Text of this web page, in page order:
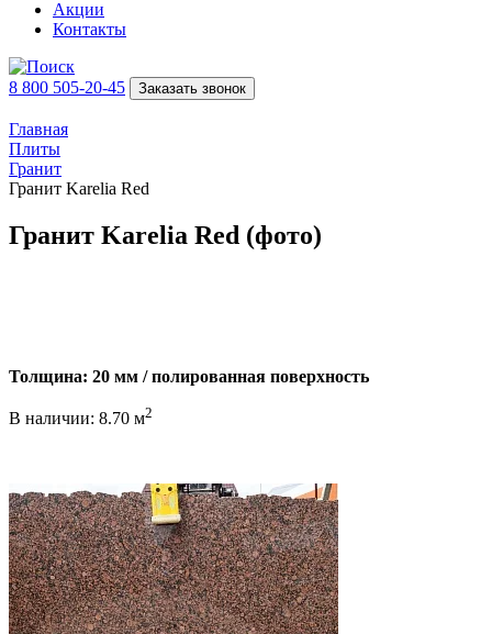
Акции
Контакты
8 800 505-20-45 Заказать звонок
Главная
Плиты
Гранит
Гранит Karelia Red
Гранит Karelia Red (фото)
Толщина: 20 мм / полированная поверхность
В наличии: 8.70 м2